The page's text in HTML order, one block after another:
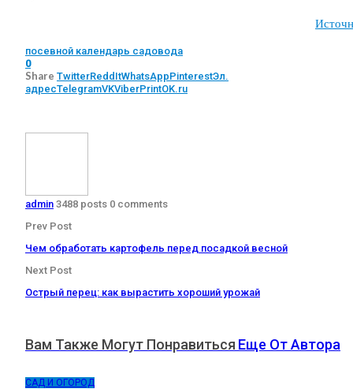
посевной календарь садовода
0
Share TwitterReddItWhatsAppPinterestЭл.
адресTelegramVKViberPrintOK.ru
admin 3488 posts 0 comments
Prev Post
Чем обработать картофель перед посадкой весной
Next Post
Острый перец: как вырастить хороший урожай
Вам Также Могут Понравиться Еще От Автора
САД И ОГОРОД